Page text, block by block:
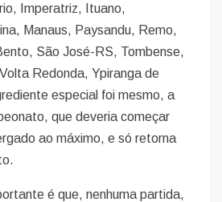
Imperatriz, Ituano,
Manaus, Paysandu, Remo,
São José-RS, Tombense,
Redonda, Ypiranga de
especial foi mesmo, a
que deveria começar
ao máximo, e só retorna
é que, nenhuma partida,